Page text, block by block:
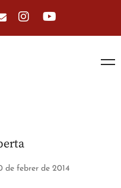
de febrer de 2014